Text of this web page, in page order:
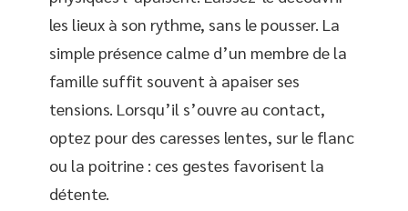
les lieux à son rythme, sans le pousser. La
simple présence calme d’un membre de la
famille suffit souvent à apaiser ses
tensions. Lorsqu’il s’ouvre au contact,
optez pour des caresses lentes, sur le flanc
ou la poitrine : ces gestes favorisent la
détente.